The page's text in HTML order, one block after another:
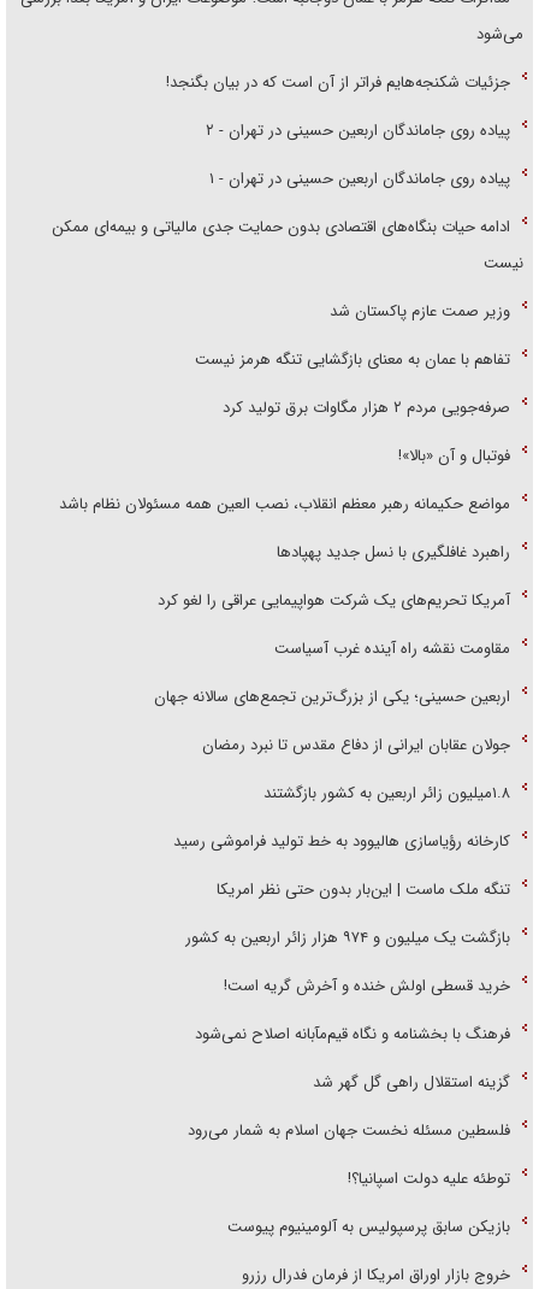
می‌شود
جزئیات شکنجه‌هایم فراتر از آن است که در بیان بگنجد!
پیاده روی جاماندگان اربعین حسینی در تهران - ۲
پیاده روی جاماندگان اربعین حسینی در تهران - ۱
ادامه حیات بنگاه‌های اقتصادی بدون حمایت جدی مالیاتی و بیمه‌ای ممکن
نیست
وزیر صمت عازم پاکستان شد
تفاهم با عمان به معنای بازگشایی تنگه هرمز نیست
صرفه‌جویی مردم ۲ هزار مگاوات برق تولید کرد
فوتبال و آن «بالا»!
مواضع حکیمانه رهبر معظم انقلاب، نصب العین همه مسئولان نظام باشد
راهبرد غافلگیری با نسل جدید پهپاد‌ها
آمریکا تحریم‌های یک شرکت هواپیمایی عراقی را لغو کرد
مقاومت نقشه راه آینده غرب آسیاست
اربعین حسینی؛ یکی از بزرگ‌ترین تجمع‌های سالانه جهان
جولان عقابان ایرانی از دفاع مقدس تا نبرد رمضان
۱.۸میلیون زائر اربعین به کشور بازگشتند
کارخانه رؤیاسازی هالیوود به خط تولید فراموشی رسید
تنگه ملک ماست | این‌بار بدون حتی نظر امریکا
بازگشت یک میلیون و ۹۷۴ هزار زائر اربعین به کشور
خرید قسطی اولش خنده و آخرش گریه است!
فرهنگ با بخشنامه و نگاه قیم‌مآبانه اصلاح نمی‌شود
گزینه استقلال راهی گل گهر شد
فلسطین مسئله نخست جهان اسلام به شمار می‌رود
توطئه علیه دولت اسپانیا؟!
بازیکن سابق پرسپولیس به آلومینیوم پیوست
خروج بازار اوراق امریکا از فرمان فدرال رزرو